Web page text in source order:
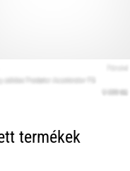
termékek